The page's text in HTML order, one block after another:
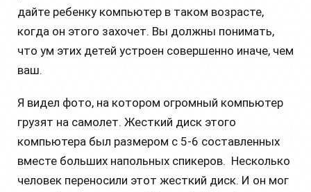
дайте ребенку компьютер в таком возрасте,
когда он этого захочет. Вы должны понимать,
что ум этих детей устроен совершенно иначе, чем
ваш.
Я видел фото, на котором огромный компьютер
грузят на самолет. Жесткий диск этого
компьютера был размером с 5-6 составленных
вместе больших напольных спикеров. Несколько
человек переносили этот жесткий диск. И он мог